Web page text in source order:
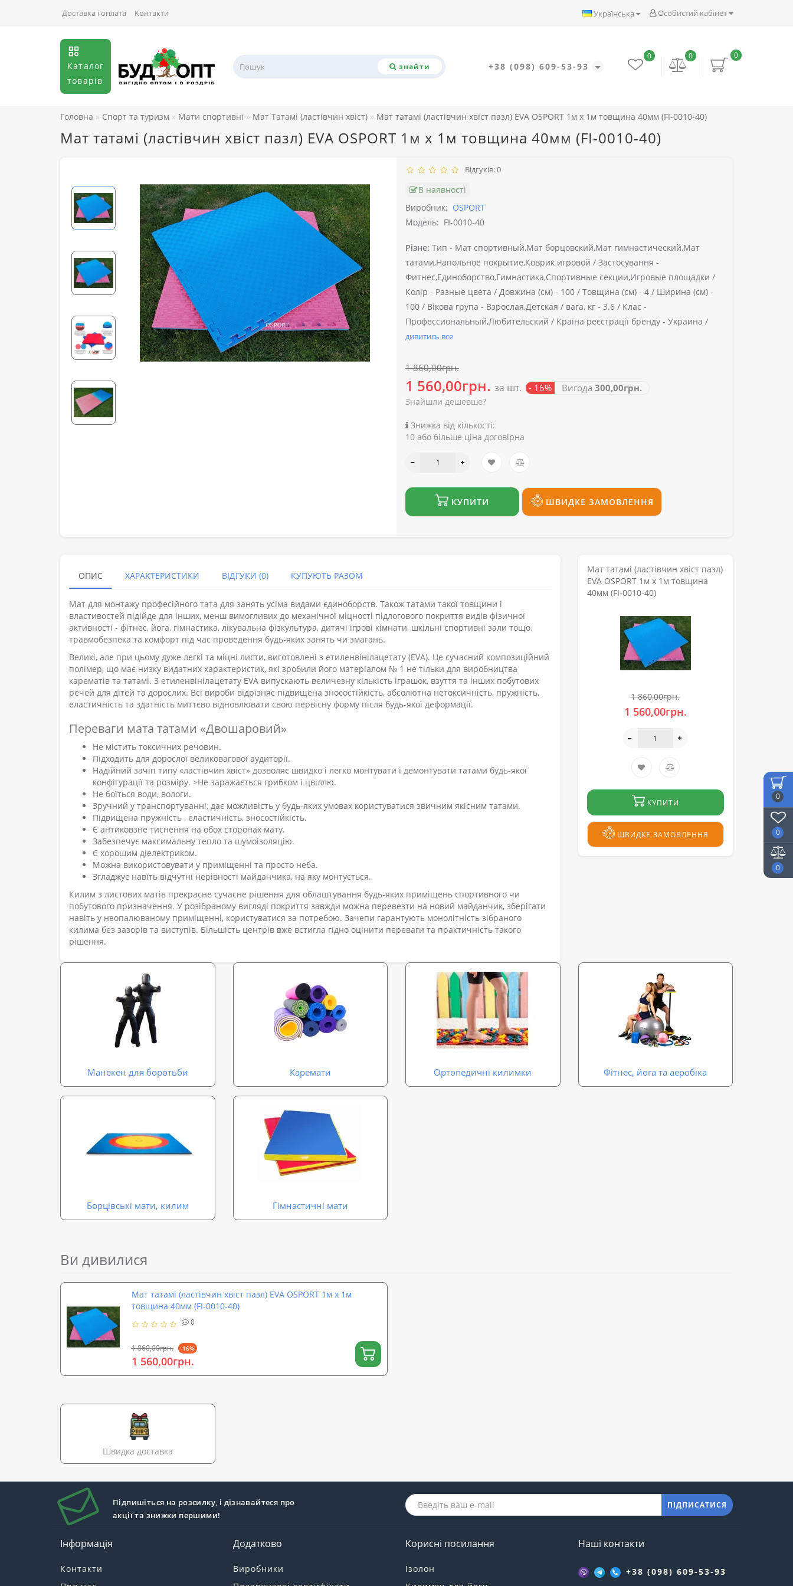
0
0
0
Особистий кабінет
Українська
Доставка і оплата Контакти
Каталог
товарів
знайти +38 (098) 609-53-93
0
0
0
Головна Спорт та туризм Мати спортивні Мат Татамі (ластівчин хвіст) Мат татамі (ластівчин хвіст пазл) EVA OSPORT 1м х 1м товщина 40мм (FI-0010-40)
Мат татамі (ластівчин хвіст пазл) EVA OSPORT 1м х 1м товщина 40мм (FI-0010-40)
Відгуків: 0
В наявності
Виробник: OSPORT
Модель: FI-0010-40
Різне: Тип - Мат спортивный,Мат борцовский,Мат гимнастический,Мат
татами,Напольное покрытие,Коврик игровой / Застосування -
Фитнес,Единоборство,Гимнастика,Спортивные секции,Игровые площадки /
Колір - Разные цвета / Довжина (см) - 100 / Товщина (см) - 4 / Ширина (см) -
100 / Вікова група - Взрослая,Детская / вага, кг - 3.6 / Клас -
Профессиональный,Любительский / Країна реєстрації бренду - Украина /
дивитись все
1 860,00грн.
1 560,00грн. за шт. - 16% Вигода 300,00грн.
Знайшли дешевше?
Знижка від кількості:
10 або більше ціна договірна
КУПИТИ ШВИДКЕ ЗАМОВЛЕННЯ
ОПИС ХАРАКТЕРИСТИКИ ВІДГУКИ (0) КУПУЮТЬ РАЗОМ
Мат для монтажу професійного тата для занять усіма видами єдиноборств. Також татами такої товщини і
властивостей підійде для інших, менш вимогливих до механічної міцності підлогового покриття видів фізичної
активності - фітнес, йога, гімнастика, лікувальна фізкультура, дитячі ігрові кімнати, шкільні спортивні зали тощо.
травмобезпека та комфорт під час проведення будь-яких занять чи змагань.
Великі, але при цьому дуже легкі та міцні листи, виготовлені з етиленвінілацетату (EVA). Це сучасний композиційний
полімер, що має низку видатних характеристик, які зробили його матеріалом № 1 не тільки для виробництва
карематів та татамі. З етиленвінілацетату EVA випускають величезну кількість іграшок, взуття та інших побутових
речей для дітей та дорослих. Всі вироби відрізняє підвищена зносостійкість, абсолютна нетоксичність, пружність,
еластичність та здатність миттєво відновлювати свою первісну форму після будь-якої деформації.
Переваги мата татами «Двошаровий»
Не містить токсичних речовин.
Підходить для дорослої великовагової аудиторії.
Надійний зачіп типу «ластівчин хвіст» дозволяє швидко і легко монтувати і демонтувати татами будь-якої
конфігурації та розміру. >Не заражається грибком і цвіллю.
Не боїться води, вологи.
Зручний у транспортуванні, дає можливість у будь-яких умовах користуватися звичним якісним татами.
Підвищена пружність , еластичність, зносостійкість.
Є антиковзне тиснення на обох сторонах мату.
Забезпечує максимальну тепло та шумоізоляцію.
Є хорошим діелектриком.
Можна використовувати у приміщенні та просто неба.
Згладжує навіть відчутні нерівності майданчика, на яку монтується.
Килим з листових матів прекрасне сучасне рішення для облаштування будь-яких приміщень спортивного чи
побутового призначення. У розібраному вигляді покриття завжди можна перевезти на новий майданчик, зберігати
навіть у неопалюваному приміщенні, користуватися за потребою. Зачепи гарантують монолітність зібраного
килима без зазорів та виступів. Більшість центрів вже встигла гідно оцінити переваги та практичність такого
рішення.
Мат татамі (ластівчин хвіст пазл)
EVA OSPORT 1м х 1м товщина
40мм (FI-0010-40)
1 860,00грн.
1 560,00грн.
КУПИТИ
ШВИДКЕ ЗАМОВЛЕННЯ
Манекен для боротьби Каремати Ортопедичні килимки Фітнес, йога та аеробіка
Борцівські мати, килим Гімнастичні мати
Ви дивилися
Мат татамі (ластівчин хвіст пазл) EVA OSPORT 1м х 1м
товщина 40мм (FI-0010-40)
0
1 860,00грн. -16%
1 560,00грн.
Швидка доставка
Підпишіться на розсилку, і дізнавайтеся про
акції та знижки першими!
ПІДПИСАТИСЯ
Інформація
Контакти
Додатково
Виробники
Корисні посилання
Ізолон
Наші контакти
+38 (098) 609-53-93